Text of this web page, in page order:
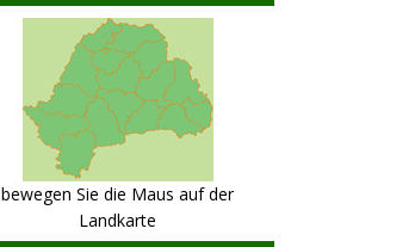
bewegen Sie die Maus auf der
Landkarte